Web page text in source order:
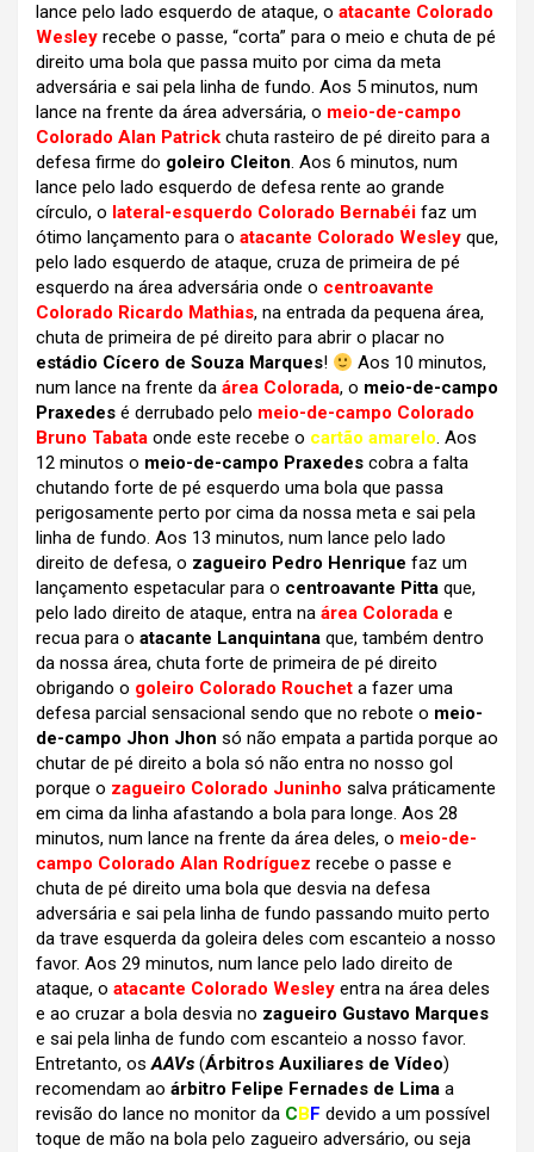
lance pelo lado esquerdo de ataque, o atacante Colorado
Wesley recebe o passe, “corta” para o meio e chuta de pé
direito uma bola que passa muito por cima da meta
adversária e sai pela linha de fundo. Aos 5 minutos, num
lance na frente da área adversária, o meio-de-campo
Colorado Alan Patrick chuta rasteiro de pé direito para a
defesa firme do goleiro Cleiton. Aos 6 minutos, num
lance pelo lado esquerdo de defesa rente ao grande
círculo, o lateral-esquerdo Colorado Bernabéi faz um
ótimo lançamento para o atacante Colorado Wesley que,
pelo lado esquerdo de ataque, cruza de primeira de pé
esquerdo na área adversária onde o centroavante
Colorado Ricardo Mathias, na entrada da pequena área,
chuta de primeira de pé direito para abrir o placar no
estádio Cícero de Souza Marques!
Aos 10 minutos,
num lance na frente da área Colorada, o meio-de-campo
Praxedes é derrubado pelo meio-de-campo Colorado
Bruno Tabata onde este recebe o cartão amarelo. Aos
12 minutos o meio-de-campo Praxedes cobra a falta
chutando forte de pé esquerdo uma bola que passa
perigosamente perto por cima da nossa meta e sai pela
linha de fundo. Aos 13 minutos, num lance pelo lado
direito de defesa, o zagueiro Pedro Henrique faz um
lançamento espetacular para o centroavante Pitta que,
pelo lado direito de ataque, entra na área Colorada e
recua para o atacante Lanquintana que, também dentro
da nossa área, chuta forte de primeira de pé direito
obrigando o goleiro Colorado Rouchet a fazer uma
defesa parcial sensacional sendo que no rebote o meio-
de-campo Jhon Jhon só não empata a partida porque ao
chutar de pé direito a bola só não entra no nosso gol
porque o zagueiro Colorado Juninho salva práticamente
em cima da linha afastando a bola para longe. Aos 28
minutos, num lance na frente da área deles, o meio-de-
campo Colorado Alan Rodríguez recebe o passe e
chuta de pé direito uma bola que desvia na defesa
adversária e sai pela linha de fundo passando muito perto
da trave esquerda da goleira deles com escanteio a nosso
favor. Aos 29 minutos, num lance pelo lado direito de
ataque, o atacante Colorado Wesley entra na área deles
e ao cruzar a bola desvia no zagueiro Gustavo Marques
e sai pela linha de fundo com escanteio a nosso favor.
Entretanto, osAAVs (Árbitros Auxiliares de Vídeo)
recomendam ao árbitro Felipe Fernades de Lima a
revisão do lance no monitor da CBF devido a um possível
toque de mão na bola pelo zagueiro adversário, ou seja